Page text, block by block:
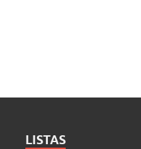
LISTAS